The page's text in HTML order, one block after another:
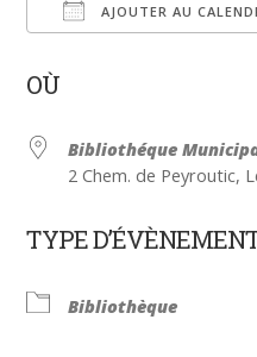
AJOUTER AU
OÙ
Bibliothéque
2 Chem. de Peyroutic,
TYPE
Bibliothèque